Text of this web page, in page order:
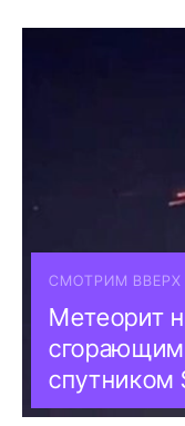
СМОТРИМ ВВЕРХ
Метеорит
спутником